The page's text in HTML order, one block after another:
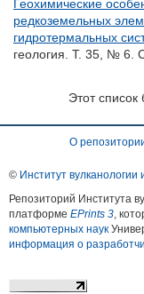
Геохимические
редкоземельных
гидротермальных
геология. Т. 35, № 6.
Этот список
О
© Институт
Репозиторий Института
платформе EPrints 3,
компьютерных наук
информация о